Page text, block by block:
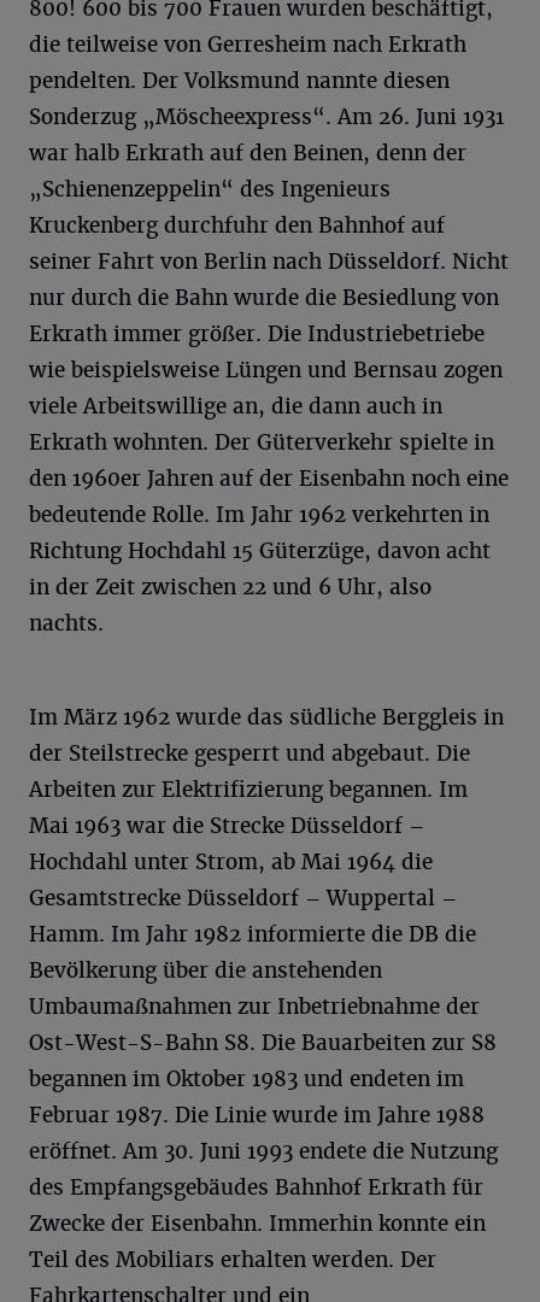
800! 600 bis 700 Frauen wurden beschäftigt,
die teilweise von Gerresheim nach Erkrath
pendelten. Der Volksmund nannte diesen
Sonderzug „Möscheexpress“. Am 26. Juni 1931
war halb Erkrath auf den Beinen, denn der
„Schienenzeppelin“ des Ingenieurs
Kruckenberg durchfuhr den Bahnhof auf
seiner Fahrt von Berlin nach Düsseldorf. Nicht
nur durch die Bahn wurde die Besiedlung von
Erkrath immer größer. Die Industriebetriebe
wie beispielsweise Lüngen und Bernsau zogen
viele Arbeitswillige an, die dann auch in
Erkrath wohnten. Der Güterverkehr spielte in
den 1960er Jahren auf der Eisenbahn noch eine
bedeutende Rolle. Im Jahr 1962 verkehrten in
Richtung Hochdahl 15 Güterzüge, davon acht
in der Zeit zwischen 22 und 6 Uhr, also
nachts.
Im März 1962 wurde das südliche Berggleis in
der Steilstrecke gesperrt und abgebaut. Die
Arbeiten zur Elektrifizierung begannen. Im
Mai 1963 war die Strecke Düsseldorf –
Hochdahl unter Strom, ab Mai 1964 die
Gesamtstrecke Düsseldorf – Wuppertal –
Hamm. Im Jahr 1982 informierte die DB die
Bevölkerung über die anstehenden
Umbaumaßnahmen zur Inbetriebnahme der
Ost-West-S-Bahn S8. Die Bauarbeiten zur S8
begannen im Oktober 1983 und endeten im
Februar 1987. Die Linie wurde im Jahre 1988
eröffnet. Am 30. Juni 1993 endete die Nutzung
des Empfangsgebäudes Bahnhof Erkrath für
Zwecke der Eisenbahn. Immerhin konnte ein
Teil des Mobiliars erhalten werden. Der
Fahrkartenschalter und ein